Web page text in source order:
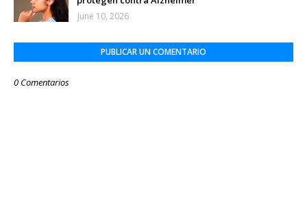
June 10, 2026
PUBLICAR UN COMENTARIO
0 Comentarios